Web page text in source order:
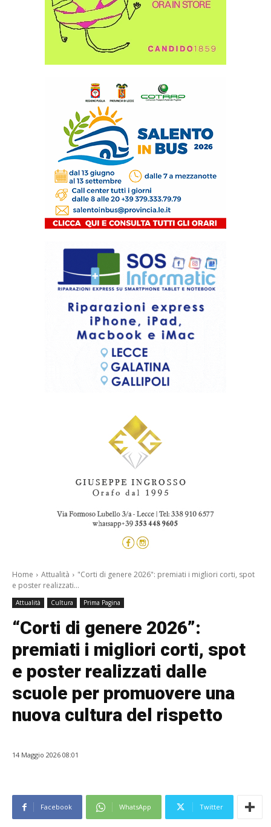
Home Attualità
"Corti di genere 2026": premiati i migliori corti, spot
e poster realizzati...
Attualità Cultura Prima Pagina
“Corti di genere 2026”:
premiati i migliori corti, spot
e poster realizzati dalle
scuole per promuovere una
nuova cultura del rispetto
14 Maggio 2026 08:01
Facebook WhatsApp Twitter